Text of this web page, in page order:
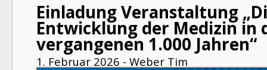
Einladung Veranstaltung
Entwicklung der Medizin in
vergangenen 1.000 Jahren“
1. Februar 2026 - Weber Tim